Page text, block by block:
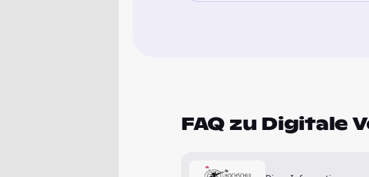
FAQ zu Digitale